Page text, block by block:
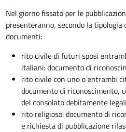
Nel giorno fissato per le
presenteranno, secondo la
documenti:
rito civile di futuri sposi
italiani: documento di
rito civile con uno o entrambi
documento di riconoscimento,
del consolato debitamente
rito religioso: documento di
e richiesta di pubblicazione